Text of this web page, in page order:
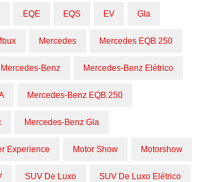
EQE EQS EV Gla
Mercedes Mercedes EQB 250
Mercedes-Benz Mercedes-Benz Elétrico
Mercedes-Benz EQB 250
Mercedes-Benz Gla
Experience Motor Show Motorshow
SUV De Luxo SUV De Luxo Elétrico